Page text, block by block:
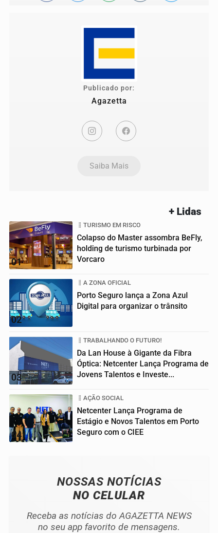
Publicado por:
Agazetta
Saiba Mais
+ Lidas
01
TURISMO EM RISCO
Colapso do Master assombra BeFly,
holding de turismo turbinada por
Vorcaro
02
A ZONA OFICIAL
Porto Seguro lança a Zona Azul
Digital para organizar o trânsito
03
TRABALHANDO O FUTURO!
Da Lan House à Gigante da Fibra
Óptica: Netcenter Lança Programa de
Jovens Talentos e Investe...
04
AÇÃO SOCIAL
Netcenter Lança Programa de
Estágio e Novos Talentos em Porto
Seguro com o CIEE
NOSSAS NOTÍCIAS
NO CELULAR
Receba as notícias do AGAZETTA NEWS
no seu app favorito de mensagens.